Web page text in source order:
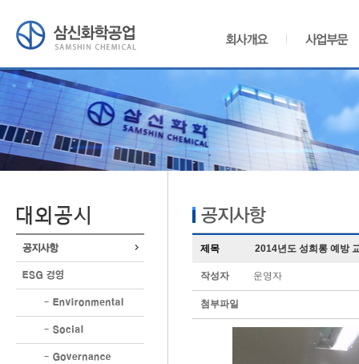
제목 2014년도 성희롱 예방
작성자 운영자
첨부파일